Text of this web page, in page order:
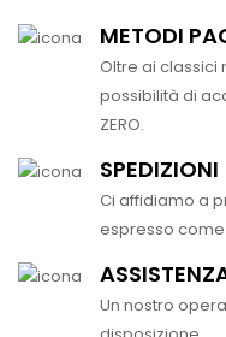
METODI
Oltre ai
possibilità di
ZERO.
SPEDIZIONI
Ci affidiamo a
espresso come
Un nostro